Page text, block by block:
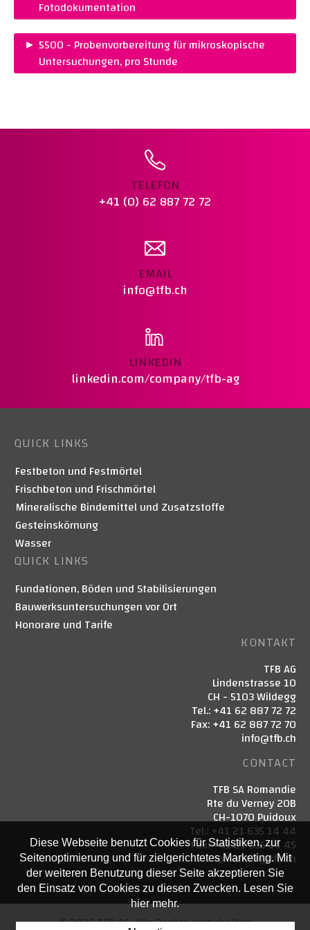
Fotodokumentation
PREIS :CHF 820.00
NORM :Eigenes Verfahren
Warenkorb legen
► 5500 - Probenvorbereitung für mikroskopische
Untersuchungen, pro Stunde
TELEFON
+41 (0) 62 887 72 72
EMAIL
info@tfb.ch
LINKEDIN
linkedin.com/company/tfb-ag
QUICK LINKS
Festbeton und Festmörtel
Frischbeton und Frischmörtel
Mineralische Bindemittel und Zusatzstoffe
Gesteinskörnung
Wasser
QUICK LINKS
Fundationen, Böden und Stabilisierungen
Bauwerksuntersuchungen vor Ort
Honorare und Tarife
KONTAKT
TFB AG
Lindenstrasse 10
CH - 5103 Wildegg
Tel.: +41 62 887 72 72
Fax: +41 62 887 72 70
info@tfb.ch
CONTACT
TFB SA Romandie
Rte du Verney 20B
CH-1070 Puidoux
Tel.: +41 21 635 14 44
Fax: +41 21 635 14 45
romandie@tfb.ch
© 2026 TFB AG. Alle Rechte vorbehalten
Diese Webseite benutzt Cookies für Statistiken, zur
Seitenoptimierung und für zielgerichtetes Marketing. Mit
der weiteren Benutzung dieser Seite akzeptieren Sie
den Einsatz von Cookies zu diesen Zwecken. Lesen Sie
hier mehr.